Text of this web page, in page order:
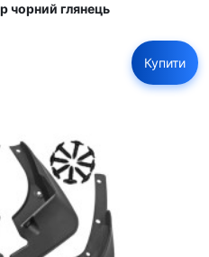
чорний глянець
Купити